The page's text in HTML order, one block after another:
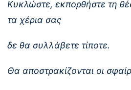
Κυκλώστε, εκπορθήστε τη
τα χέρια σας
δε θα συλλάβετε τίποτε.
Θα αποστρακίζονται οι